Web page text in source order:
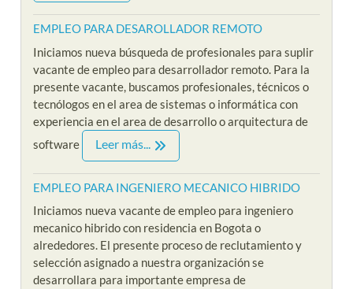
EMPLEO PARA DESAROLLADOR REMOTO
Iniciamos nueva búsqueda de profesionales para suplir
vacante de empleo para desarrollador remoto. Para la
presente vacante, buscamos profesionales, técnicos o
tecnólogos en el area de sistemas o informática con
experiencia en el area de desarrollo o arquitectura de
software
Leer más...
EMPLEO PARA INGENIERO MECANICO HIBRIDO
Iniciamos nueva vacante de empleo para ingeniero
mecanico hibrido con residencia en Bogota o
alrededores. El presente proceso de reclutamiento y
selección asignado a nuestra organización se
desarrollara para importante empresa de